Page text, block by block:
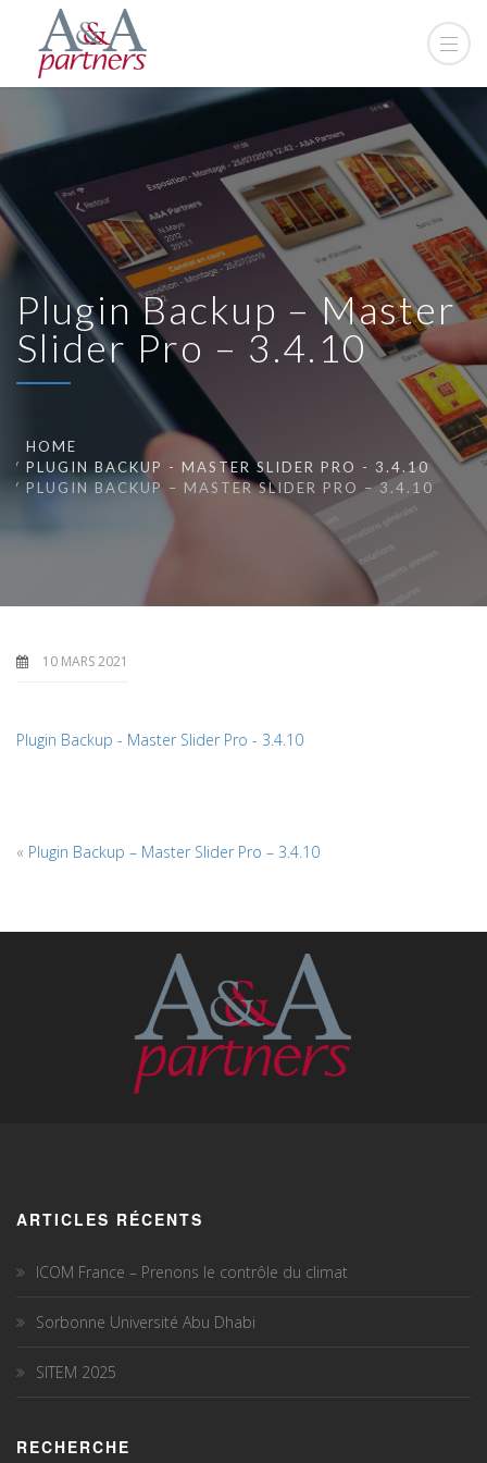
Plugin Backup – Master
Slider Pro – 3.4.10
HOME
PLUGIN BACKUP - MASTER SLIDER PRO - 3.4.10
PLUGIN BACKUP – MASTER SLIDER PRO – 3.4.10
10 MARS 2021
Plugin Backup - Master Slider Pro - 3.4.10
« Plugin Backup – Master Slider Pro – 3.4.10
ARTICLES RÉCENTS
ICOM France – Prenons le contrôle du climat
Sorbonne Université Abu Dhabi
SITEM 2025
RECHERCHE